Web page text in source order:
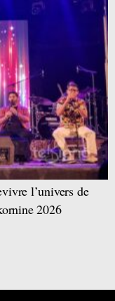
l’univers de
2026